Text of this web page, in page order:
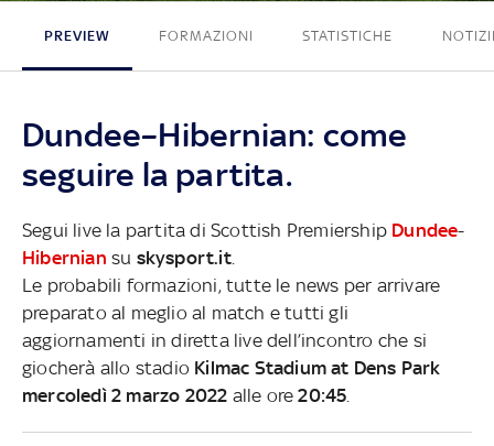
PREVIEW FORMAZIONI STATISTICHE
Dundee–Hibernian: come
seguire la partita.
Segui live la partita di Scottish Premiership Dundee-
Hibernian su skysport.it.
Le probabili formazioni, tutte le news per arrivare
preparato al meglio al match e tutti gli
aggiornamenti in diretta live dell’incontro che si
giocherà allo stadio Kilmac Stadium at Dens Park
mercoledì 2 marzo 2022 alle ore20:45